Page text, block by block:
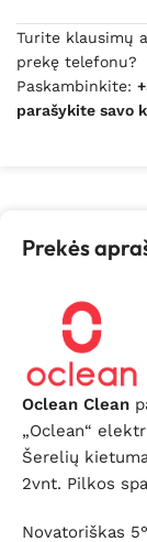
Turite klausimų
prekę telefonu?
Paskambinkite:
parašykite savo
Prekės
Oclean Clean
„Oclean“
Šerelių
2vnt. Pilkos
Novatoriškas